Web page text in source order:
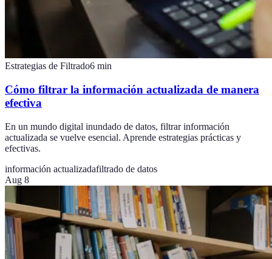
Estrategias de Filtrado6 min
Cómo filtrar la información actualizada de manera
efectiva
En un mundo digital inundado de datos, filtrar información
actualizada se vuelve esencial. Aprende estrategias prácticas y
efectivas.
información actualizadafiltrado de datos
Aug 8